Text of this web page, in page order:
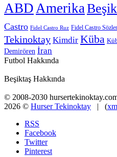
ABDAmerika
Castro Fidel Castro Ruz Fidel Castro
Tekinoktay Kimdir Küba
Demirören İran
Futbol Hakkında
Beşiktaş Hakkında
© 2008-2030
2026 © Hurser Tekinoktay | (
RSS
Facebook
Twitter
Pinterest